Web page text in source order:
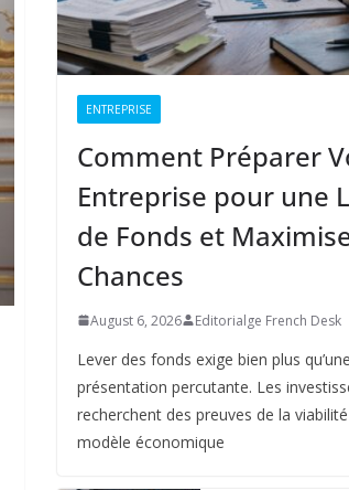
ENTREPRISE
Comment Préparer
Entreprise pour une
de Fonds et
Chances
August 6, 2026 Editorialge French Desk
Lever des fonds exige bien plus qu’une
présentation percutante. Les
recherchent des preuves de la
modèle économique